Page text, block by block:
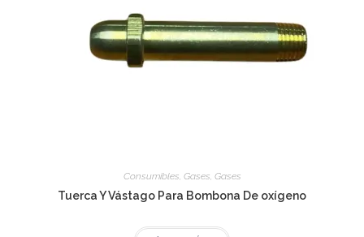
Consumibles Gases Gases
Tuerca Y Vástago Para Bombona De oxígeno